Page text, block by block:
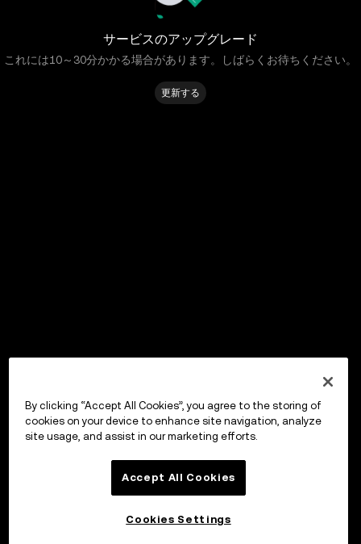
サービスのアップグレード
これには10～30分かかる場合があります。しばらくお待ちください。
更新する
By clicking “Accept All Cookies”, you agree to the storing of
cookies on your device to enhance site navigation, analyze
site usage, and assist in our marketing efforts.
Accept All Cookies
Cookies Settings